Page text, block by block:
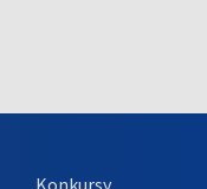
Konkursy